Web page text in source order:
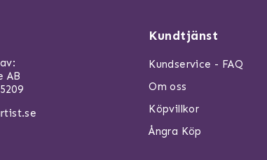
AB
Kundtjänst
Kundservice - FAQ
Om oss
Köpvillkor
Ångra Köp